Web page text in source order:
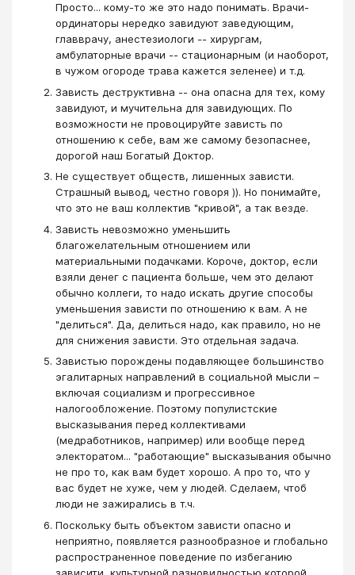
Просто... кому-то же это надо понимать. Врачи-
ординаторы нередко завидуют заведующим,
главврачу, анестезиологи -- хирургам,
амбулаторные врачи -- стационарным (и наоборот,
в чужом огороде трава кажется зеленее) и т.д.
Зависть деструктивна -- она опасна для тех, кому
завидуют, и мучительна для завидующих. По
возможности не провоцируйте зависть по
отношению к себе, вам же самому безопаснее,
дорогой наш Богатый Доктор.
Не существует обществ, лишенных зависти.
Страшный вывод, честно говоря )). Но понимайте,
что это не ваш коллектив "кривой", а так везде.
Зависть невозможно уменьшить
благожелательным отношением или
материальными подачками. Короче, доктор, если
взяли денег с пациента больше, чем это делают
обычно коллеги, то надо искать другие способы
уменьшения зависти по отношению к вам. А не
"делиться". Да, делиться надо, как правило, но не
для снижения зависти. Это отдельная задача.
Завистью порождены подавляющее большинство
эгалитарных направлений в социальной мысли –
включая социализм и прогрессивное
налогообложение. Поэтому популистские
высказывания перед коллективами
(медработников, например) или вообще перед
электоратом... "работающие" высказывания обычно
не про то, как вам будет хорошо. А про то, что у
вас будет не хуже, чем у людей. Сделаем, чтоб
люди не зажирались в т.ч.
Поскольку быть объектом зависти опасно и
неприятно, появляется разнообразное и глобально
распространенное поведение по избеганию